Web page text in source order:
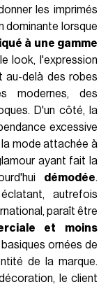
les imprimés
dominante lorsque
à une gamme
look, l'expression
au-delà des robes
modernes, des
D'un côté, la
excessive
la mode attachée à
ayant fait la
démodée.
autrefois
paraît être
et moins
ornées de
de la marque.
le client